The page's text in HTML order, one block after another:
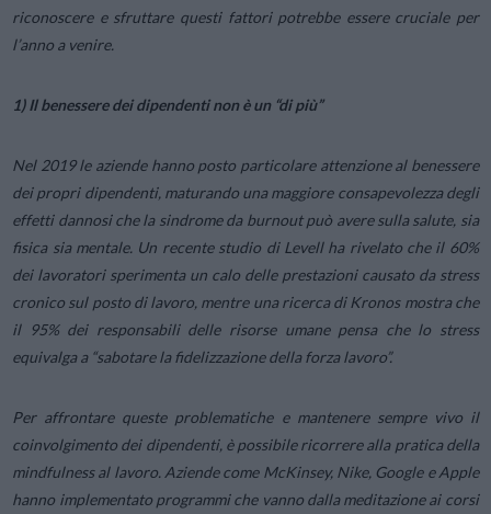
riconoscere e sfruttare questi fattori potrebbe essere cruciale per
l’anno a venire.
1) Il benessere dei dipendenti non è un “di più”
Nel 2019 le aziende hanno posto particolare attenzione al benessere
dei propri dipendenti, maturando una maggiore consapevolezza degli
effetti dannosi che la sindrome da burnout può avere sulla salute, sia
fisica sia mentale. Un recente studio di Levell ha rivelato che il 60%
dei lavoratori sperimenta un calo delle prestazioni causato da stress
cronico sul posto di lavoro, mentre una ricerca di Kronos mostra che
il 95% dei responsabili delle risorse umane pensa che lo stress
equivalga a “sabotare la fidelizzazione della forza lavoro”.
Per affrontare queste problematiche e mantenere sempre vivo il
coinvolgimento dei dipendenti, è possibile ricorrere alla pratica della
mindfulness al lavoro. Aziende come McKinsey, Nike, Google e Apple
hanno implementato programmi che vanno dalla meditazione ai corsi